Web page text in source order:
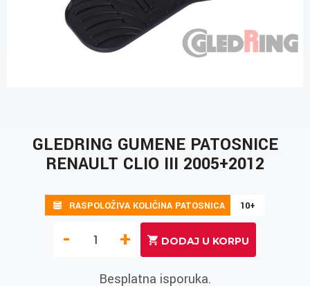
GLEDRING GUMENE PATOSNICE
RENAULT CLIO III 2005+2012
RASPOLOŽIVA KOLIČINA PATOSNICA 10+
- +
Besplatna isporuka.